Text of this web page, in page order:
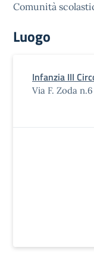
Comunità
Luogo
Infanzia III
Via F. Zoda